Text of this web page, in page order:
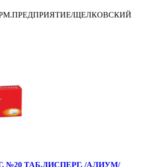
ЩЕЛКОВСКИЙ
№20 ТАБ.ДИСПЕРГ. /АЛИУМ/